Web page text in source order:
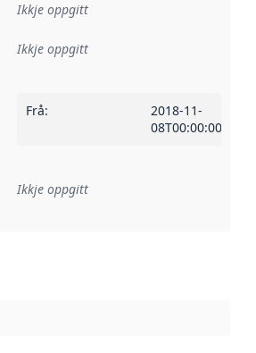
Ikkje oppgitt
Ikkje oppgitt
Frå:
2018-11-
08T00:00:00Z
til ei implementeringsregel eller
Ikkje oppgitt